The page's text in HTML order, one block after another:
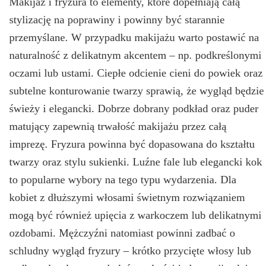
stylizację na poprawiny i powinny być starannie
przemyślane. W przypadku makijażu warto postawić na
naturalność z delikatnym akcentem – np. podkreślonymi
oczami lub ustami. Ciepłe odcienie cieni do powiek oraz
subtelne konturowanie twarzy sprawią, że wygląd będzie
świeży i elegancki. Dobrze dobrany podkład oraz puder
matujący zapewnią trwałość makijażu przez całą
imprezę. Fryzura powinna być dopasowana do kształtu
twarzy oraz stylu sukienki. Luźne fale lub elegancki kok
to popularne wybory na tego typu wydarzenia. Dla
kobiet z dłuższymi włosami świetnym rozwiązaniem
mogą być również upięcia z warkoczem lub delikatnymi
ozdobami. Mężczyźni natomiast powinni zadbać o
schludny wygląd fryzury – krótko przycięte włosy lub